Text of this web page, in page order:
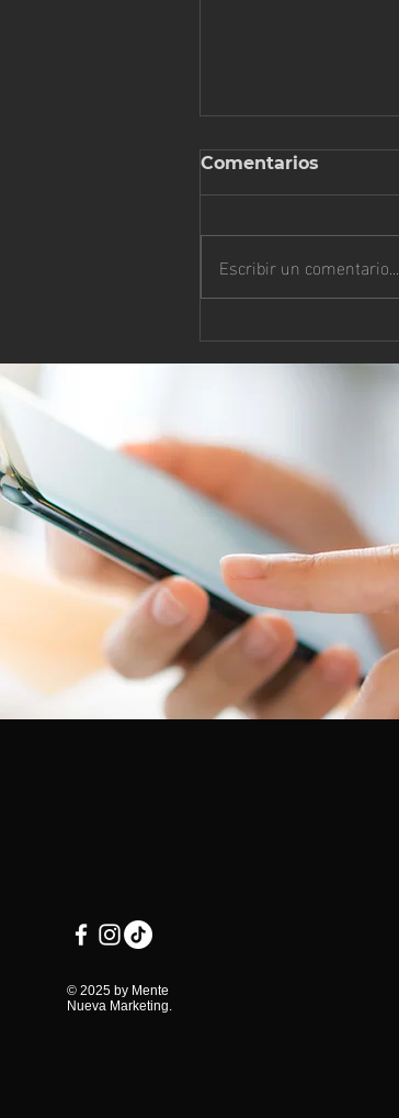
Comentarios
Escribir un comentario...
© 2025 by Mente
Nueva Marketing.